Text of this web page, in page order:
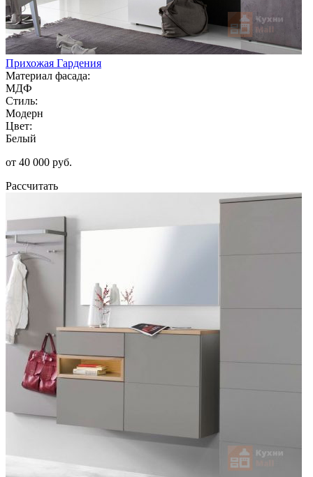
Прихожая Гардения
Материал фасада:
МДФ
Стиль:
Модерн
Цвет:
Белый
от 40 000 руб.
Рассчитать